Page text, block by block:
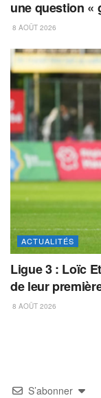
une question «
8 AOÛT 2026
ACTUALITÉS
Ligue 3 : Loïc
de leur
8 AOÛT 2026
S’abonner